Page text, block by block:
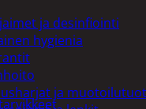
ja desinfiointi
hygienia
ja